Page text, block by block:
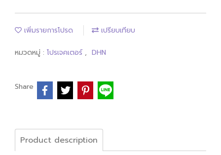
เพิ่มรายการโปรด เปรียบเทียบ
หมวดหมู่ : โปรเจคเตอร์ , DHN
Share
Product description